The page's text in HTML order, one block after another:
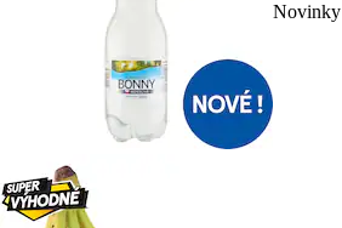
Novinky